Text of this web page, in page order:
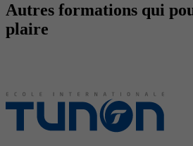
Autres formations qui
plaire